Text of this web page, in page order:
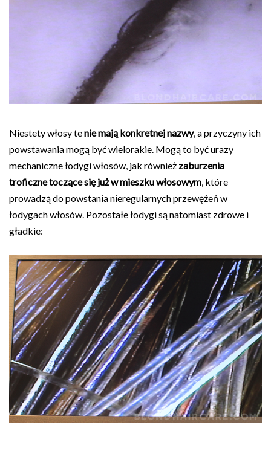
Niestety włosy tenie mają konkretnej nazwy, a przyczyny ich
powstawania mogą być wielorakie. Mogą to być urazy
mechaniczne łodygi włosów, jak również zaburzenia
troficzne toczące się już w mieszku włosowym , które
prowadzą do powstania nieregularnych przewężeń w
łodygach włosów. Pozostałe łodygi są natomiast zdrowe i
gładkie: